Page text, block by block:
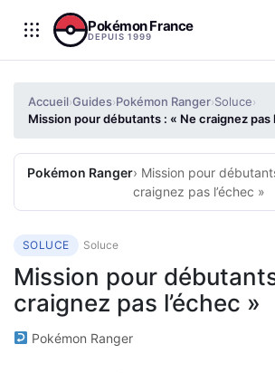
Aller au contenu
Pokémon France
DEPUIS 1999
Accueil›Guides›Pokémon Ranger›Soluce›
Mission pour débutants : « Ne craignez pas
Pokémon Ranger› Mission pour
craignez pas l’échec »
SOLUCE Soluce
Mission pour
craignez pas l’échec »
Pokémon Ranger